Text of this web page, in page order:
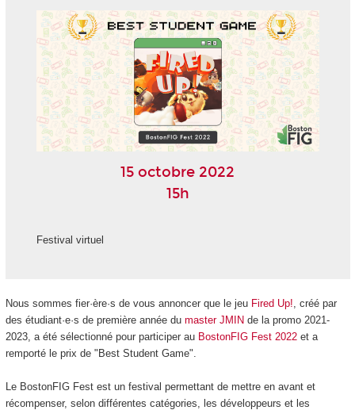
15 octobre 2022
15h
Festival virtuel
Nous sommes fier·ère·s de vous annoncer que le jeu Fired Up! , créé par
des étudiant·e·s de première année du master JMIN de la promo 2021-
2023, a été sélectionné pour participer au BostonFIG Fest 2022et a
remporté le prix de "Best Student Game".
Le BostonFIG Fest est un festival permettant de mettre en avant et
récompenser, selon différentes catégories, les développeurs et les